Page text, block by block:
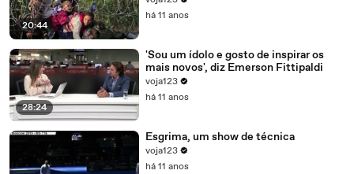
20:44
há 11 anos
28:24
'Sou um ídolo e gosto de inspirar os
mais novos', diz Emerson Fittipaldi
voja123
há 11 anos
Esgrima, um show de técnica
voja123
há 11 anos